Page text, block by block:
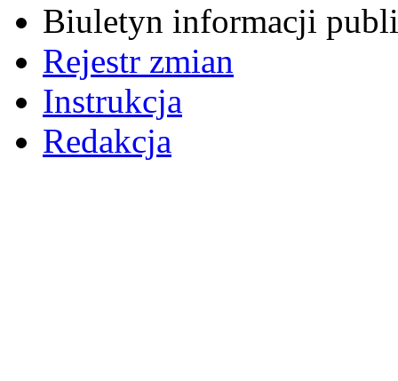
Biuletyn informacji
Rejestr zmian
Instrukcja
Redakcja